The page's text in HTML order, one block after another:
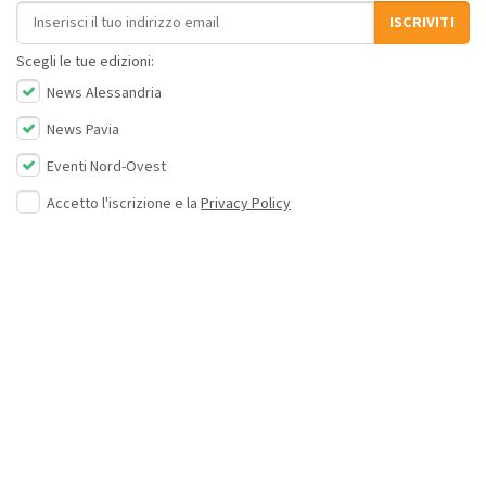
Indirizzo email
ISCRIVITI
Scegli le tue edizioni:
News Alessandria
News Pavia
Eventi Nord-Ovest
Accetto l'iscrizione e la Privacy Policy